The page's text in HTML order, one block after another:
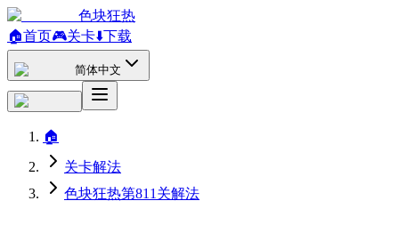
色块狂热
🏠首页🎮关卡⬇️下载
简体中文
🏠
关卡解法
色块狂热第811关解法